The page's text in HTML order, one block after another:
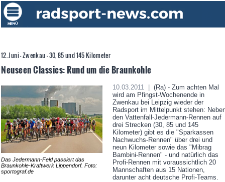
12. Juni - Zwenkau - 30, 85 und 145 Kilometer
Neuseen Classics: Rund um die Braunkohle
Das Jedermann-Feld passiert das
Braunkohle-Kraftwerk Lippendorf. Foto:
sportograf.de
10.03.2011 |
(Ra) - Zum achten Mal
wird am Pfingst-Wochenende in
Zwenkau bei Leipzig wieder der
Radsport im Mittelpunkt stehen:
den Vattenfall-Jedermann-Rennen auf
drei Strecken (30, 85 und 145
Kilometer) gibt es die "Sparkassen
Nachwuchs-Rennen" über drei und
neun Kilometer sowie das "Mibrag
Bambini-Rennen" - und natürlich das
Profi-Rennen mit voraussichtlich 20
Mannschaften aus 15 Nationen,
darunter acht deutsche Profi-Teams.